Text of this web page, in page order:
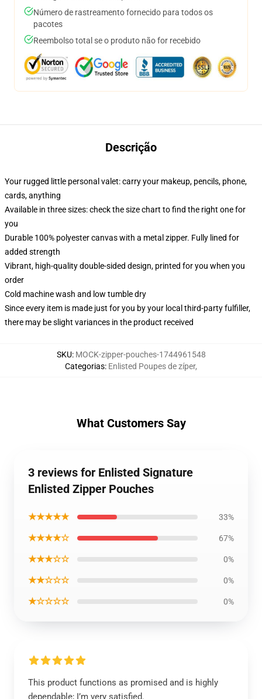
Número de rastreamento fornecido para todos os
pacotes
Reembolso total se o produto não for recebido
Descrição
Your rugged little personal valet: carry your makeup, pencils, phone,
cards, anything
Available in three sizes: check the size chart to find the right one for
you
Durable 100% polyester canvas with a metal zipper. Fully lined for
added strength
Vibrant, high-quality double-sided design, printed for you when you
order
Cold machine wash and low tumble dry
Since every item is made just for you by your local third-party fulfiller,
there may be slight variances in the product received
SKU: MOCK-zipper-pouches-1744961548
Categorias: Enlisted Poupes de zíper,
What Customers Say
3 reviews for Enlisted Signature
Enlisted Zipper Pouches
★★★★★ 33%
★★★★☆ 67%
★★★☆☆ 0%
★★☆☆☆ 0%
★☆☆☆☆ 0%
This product functions as promised and is highly
dependable; I’m very satisfied.